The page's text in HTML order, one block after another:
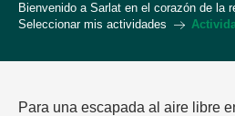
Bienvenido a Sarlat en el corazón de la
Seleccionar mis actividades
Para una escapada al aire libre